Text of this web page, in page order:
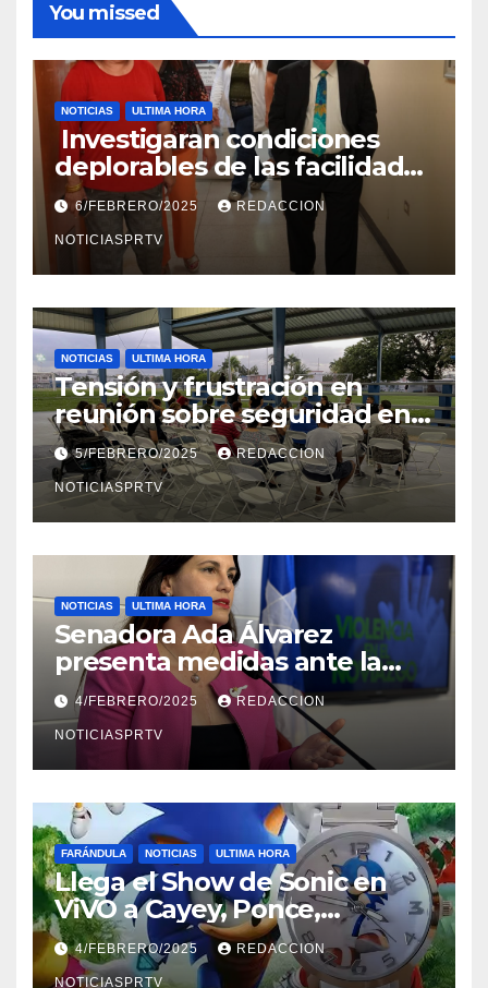
You missed
NOTICIAS ULTIMA HORA
Investigaran condiciones
deplorables de las facilidades
el Departamento de la Salud
en Mayagüez
6/FEBRERO/2025 REDACCION
NOTICIASPRTV
NOTICIAS ULTIMA HORA
Tensión y frustración en
reunión sobre seguridad en
Reparto Metropolitano
5/FEBRERO/2025 REDACCION
NOTICIASPRTV
NOTICIAS ULTIMA HORA
Senadora Ada Álvarez
presenta medidas ante la
violencia en el noviazgo
4/FEBRERO/2025 REDACCION
NOTICIASPRTV
FARÁNDULA NOTICIAS ULTIMA HORA
Llega el Show de Sonic en
ViVO a Cayey, Ponce,
Barceloneta y Humacao,
Relojes gratis para el que
4/FEBRERO/2025 REDACCION
NOTICIASPRTV